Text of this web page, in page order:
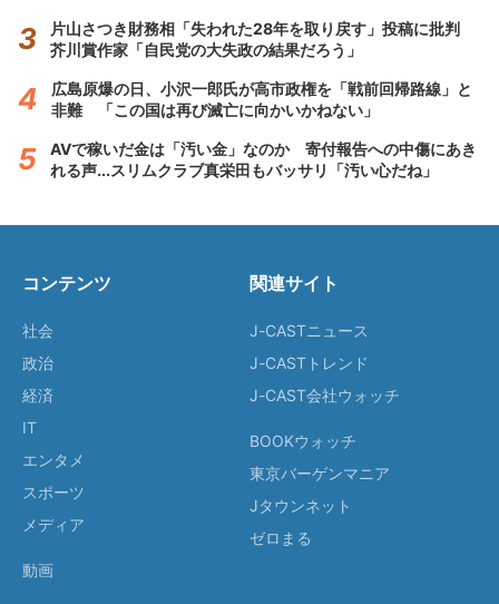
片山さつき財務相「失われた28年を取り戻す」投稿に批判
芥川賞作家「自民党の大失政の結果だろう」
広島原爆の日、小沢一郎氏が高市政権を「戦前回帰路線」と
非難 「この国は再び滅亡に向かいかねない」
AVで稼いだ金は「汚い金」なのか 寄付報告への中傷にあき
れる声...スリムクラブ真栄田もバッサリ「汚い心だね」
コンテンツ
社会
政治
経済
IT
エンタメ
スポーツ
メディア
動画
関連サイト
J-CASTニュース
J-CASTトレンド
J-CAST会社ウォッチ
BOOKウォッチ
東京バーゲンマニア
Jタウンネット
ゼロまる